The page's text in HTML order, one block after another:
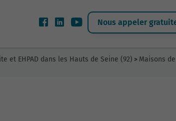
Nous appeler
et EHPAD dans les Hauts de Seine (92) > Maisons